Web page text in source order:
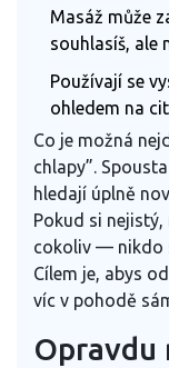
Masáž může
souhlasíš, ale
Používají se
ohledem na
Co je možná
chlapy”.
hledají úplně
Pokud si
cokoliv — nikdo
Cílem je, abys
víc v pohodě
Opravdu